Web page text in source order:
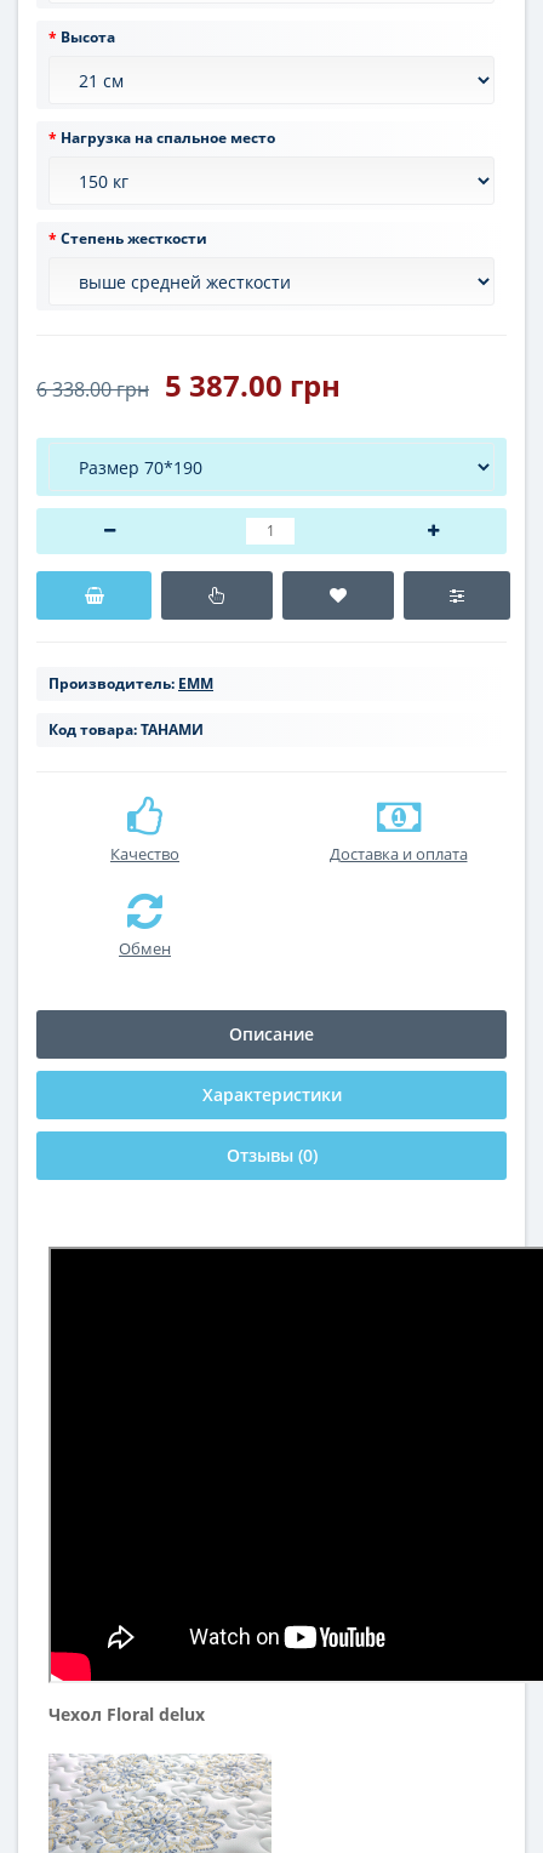
Высота
Нагрузка на спальное место
Степень жесткости
6 338.00 грн 5 387.00 грн
Производитель: ЕММ
Код товара:ТАНАМИ
Качество Доставка и оплата
Обмен
Описание
Характеристики
Отзывы (0)
Чехол Floral delux